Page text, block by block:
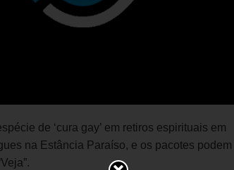
de ‘cura gay’ em retiros espirituais em
na Estância Paraíso, e os pacotes podem